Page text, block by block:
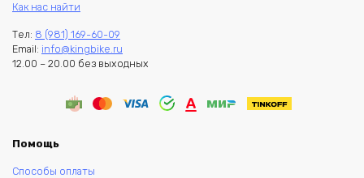
Как нас найти
Тел: 8 (981) 169-60-09
Email: info@kingbike.ru
12.00 – 20.00 без выходных
Помощь
Способы оплаты